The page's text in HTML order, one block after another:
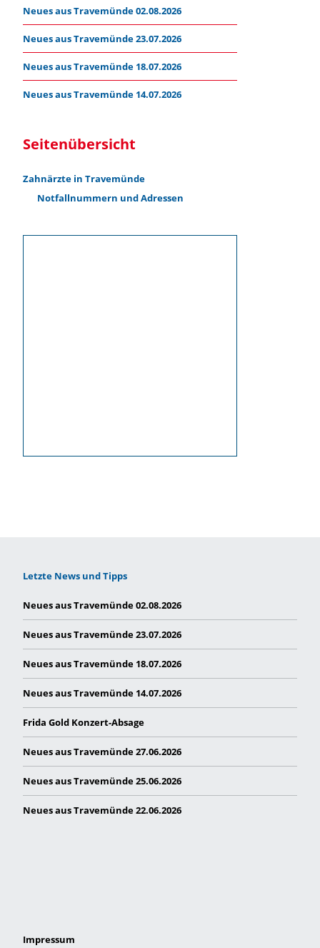
Neues aus Travemünde 02.08.2026
Neues aus Travemünde 23.07.2026
Neues aus Travemünde 18.07.2026
Neues aus Travemünde 14.07.2026
Seitenübersicht
Zahnärzte in Travemünde
Notfallnummern und Adressen
Letzte News und Tipps
Neues aus Travemünde 02.08.2026
Neues aus Travemünde 23.07.2026
Neues aus Travemünde 18.07.2026
Neues aus Travemünde 14.07.2026
Frida Gold Konzert-Absage
Neues aus Travemünde 27.06.2026
Neues aus Travemünde 25.06.2026
Neues aus Travemünde 22.06.2026
Impressum